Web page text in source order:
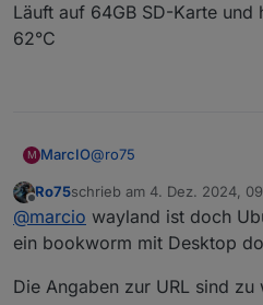
Läuft auf 64GB SD-Karte und
62°C
M MarcIO@ro75
ist ein Raspberry 5 4GB
ausschließlich über
Kiosk Mode über die IP
Läuft auf 64GB SD-
62°C
Offline
Ro75schrieb am 4. Dez. 2024,
zuletzt editiert von
@marcio wayland ist doch
ein bookworm mit Desktop
Die Angaben zur URL sind